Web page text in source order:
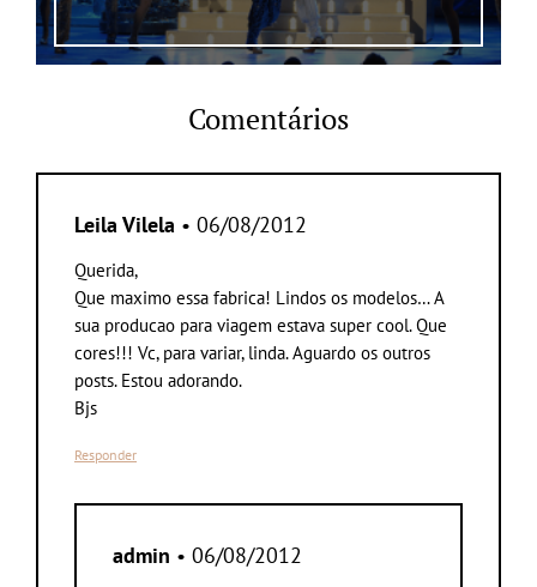
Comentários
Leila Vilela • 06/08/2012
Querida,
Que maximo essa fabrica! Lindos os modelos… A
sua producao para viagem estava super cool. Que
cores!!! Vc, para variar, linda. Aguardo os outros
posts. Estou adorando.
Bjs
Responder
admin • 06/08/2012